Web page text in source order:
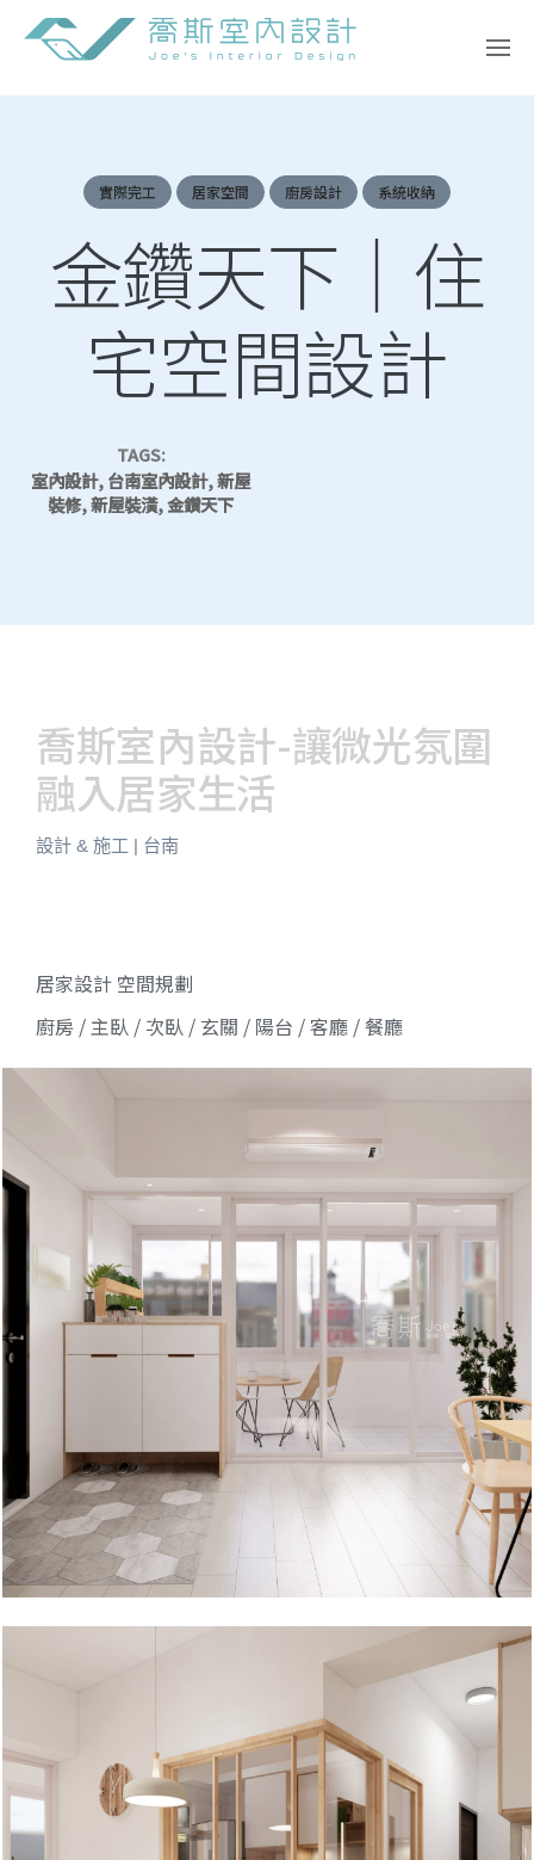
實際完工 居家空間 廚房設計 系統收納
金鑽天下｜住
宅空間設計
TAGS:
室內設計, 台南室內設計, 新屋
裝修, 新屋裝潢, 金鑽天下
喬斯室內設計-讓微光氛圍
融入居家生活
設計 & 施工 | 台南
居家設計 空間規劃
廚房 /主臥 / 次臥 / 玄關 / 陽台 / 客廳 / 餐廳